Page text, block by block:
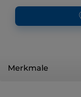
Merkmale